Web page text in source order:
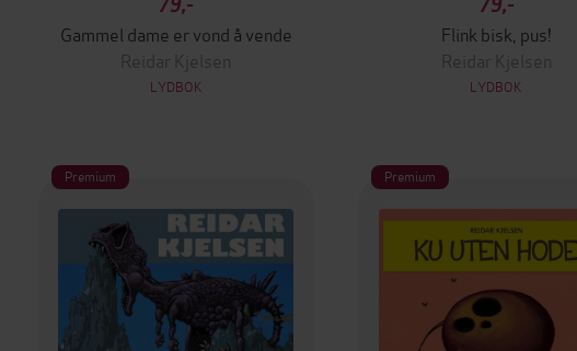
Gammel dame er vond å vende
Reidar Kjelsen
LYDBOK
Flink bisk, pus!
Reidar Kjelsen
LYDBOK
Premium Premium